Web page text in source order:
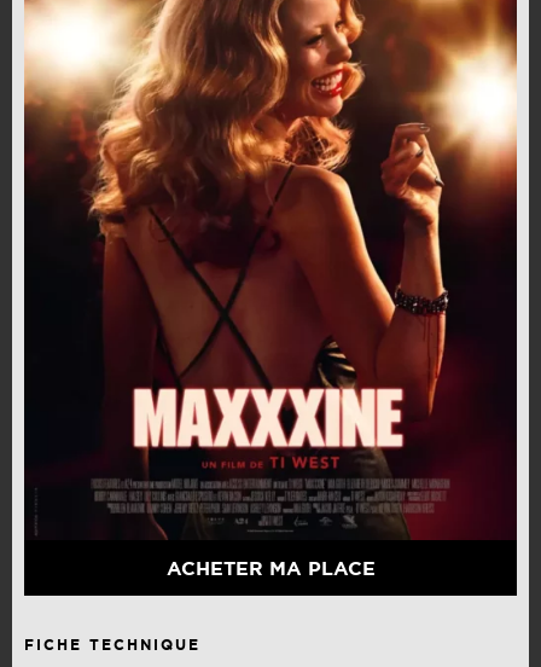
ACHETER MA PLACE
FICHE TECHNIQUE